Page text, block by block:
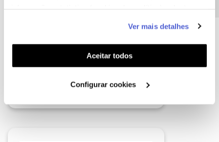
funcionalidades (cookies de personalização e
funcionalidade) e adaptar anúncios aos seus interesses
(cookies de publicidade personalizada). Pode gerir a
utilização dos cookies clicando em "Configurar
Ver mais detalhes
Aceitar todos
Configurar cookies